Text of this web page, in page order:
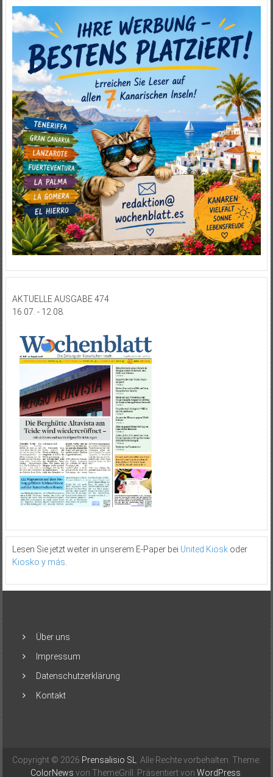
AKTUELLE AUSGABE 474
16.07. - 12.08.
Lesen Sie jetzt weiter in unserem E-Paper bei United Kioskoder
Kiosko y más.
Über uns
Impressum
Datenschutzerklärung
Kontakt
Copyright © 2026 Prensalisio SL. Alle Rechte vorbehalten. Theme:
ColorNews von ThemeGrill. Präsentiert von WordPress.